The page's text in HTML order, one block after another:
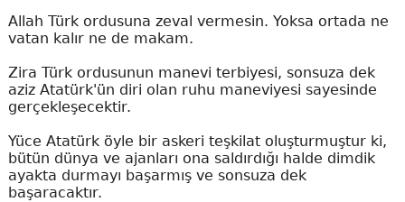
Allah Türk ordusuna zeval vermesin. Yoksa ortada ne
vatan kalır ne de makam.
Zira Türk ordusunun manevi terbiyesi, sonsuza dek
aziz Atatürk'ün diri olan ruhu maneviyesi sayesinde
gerçekleşecektir.
Yüce Atatürk öyle bir askeri teşkilat oluşturmuştur ki,
bütün dünya ve ajanları ona saldırdığı halde dimdik
ayakta durmayı başarmış ve sonsuza dek
başaracaktır.